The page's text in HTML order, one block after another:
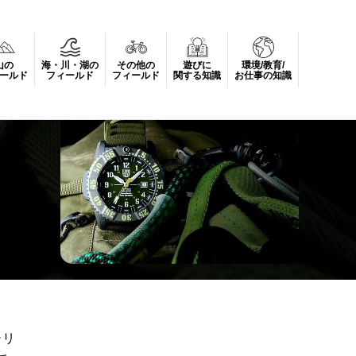
の
ルド
海・川・湖の
フィールド
その他の
フィールド
遊びに
関する知識
環境/教育/
お仕事の知識